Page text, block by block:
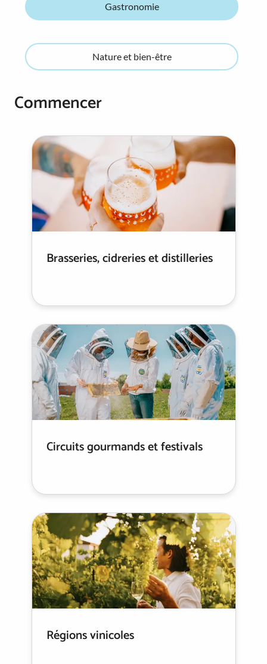
Gastronomie
Nature et bien-être
Commencer
Brasseries, cidreries et distilleries
Circuits gourmands et festivals
Régions vinicoles